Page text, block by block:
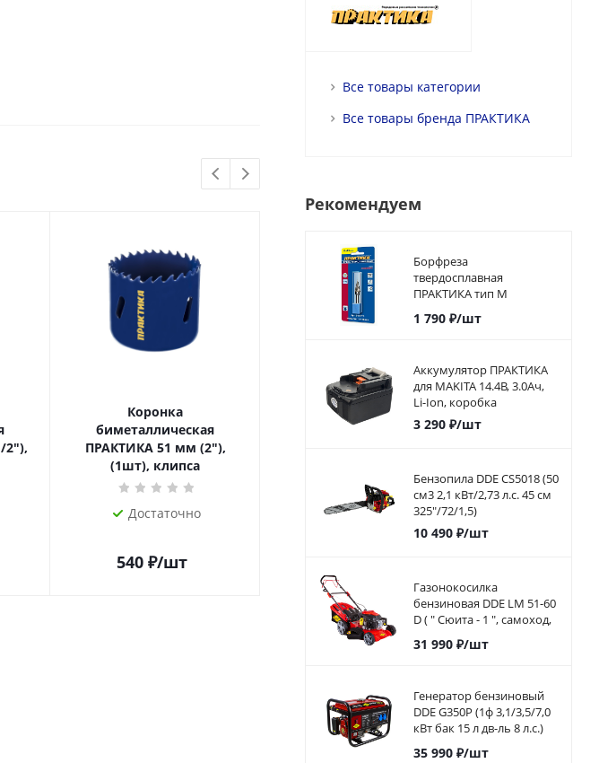
Коронка
биметаллическая
ПРАКТИКА 51 мм (2"),
(1шт), клипса
Достаточно
540 ₽/шт
Коронка
биметаллическая
Мало
Все товары категории
Все товары бренда ПРАКТИКА
Рекомендуем
Борфреза
твердосплавная
ПРАКТИКА тип M
коническая,12 х 25 мм,
хвостовик 6 мм
1 790₽/шт
Аккумулятор ПРАКТИКА
для MAKITA 14.4В, 3.0Ач,
Li-Ion, коробка
3 290₽/шт
Бензопила DDE CS5018 (50
см3 2,1 кВт/2,73 л.с. 45 см
325"/72/1,5)
10 490₽/шт
Газонокосилка
бензиновая DDE LM 51-60
D ( " Сюита - 1 ", самоход,
51cм, DDE 173 куб.см.,
6л.с, 60л)
31 990₽/шт
Генератор бензиновый
DDE G350P (1ф 3,1/3,5/7,0
кВт бак 15 л дв-ль 8 л.с.)
35 990₽/шт